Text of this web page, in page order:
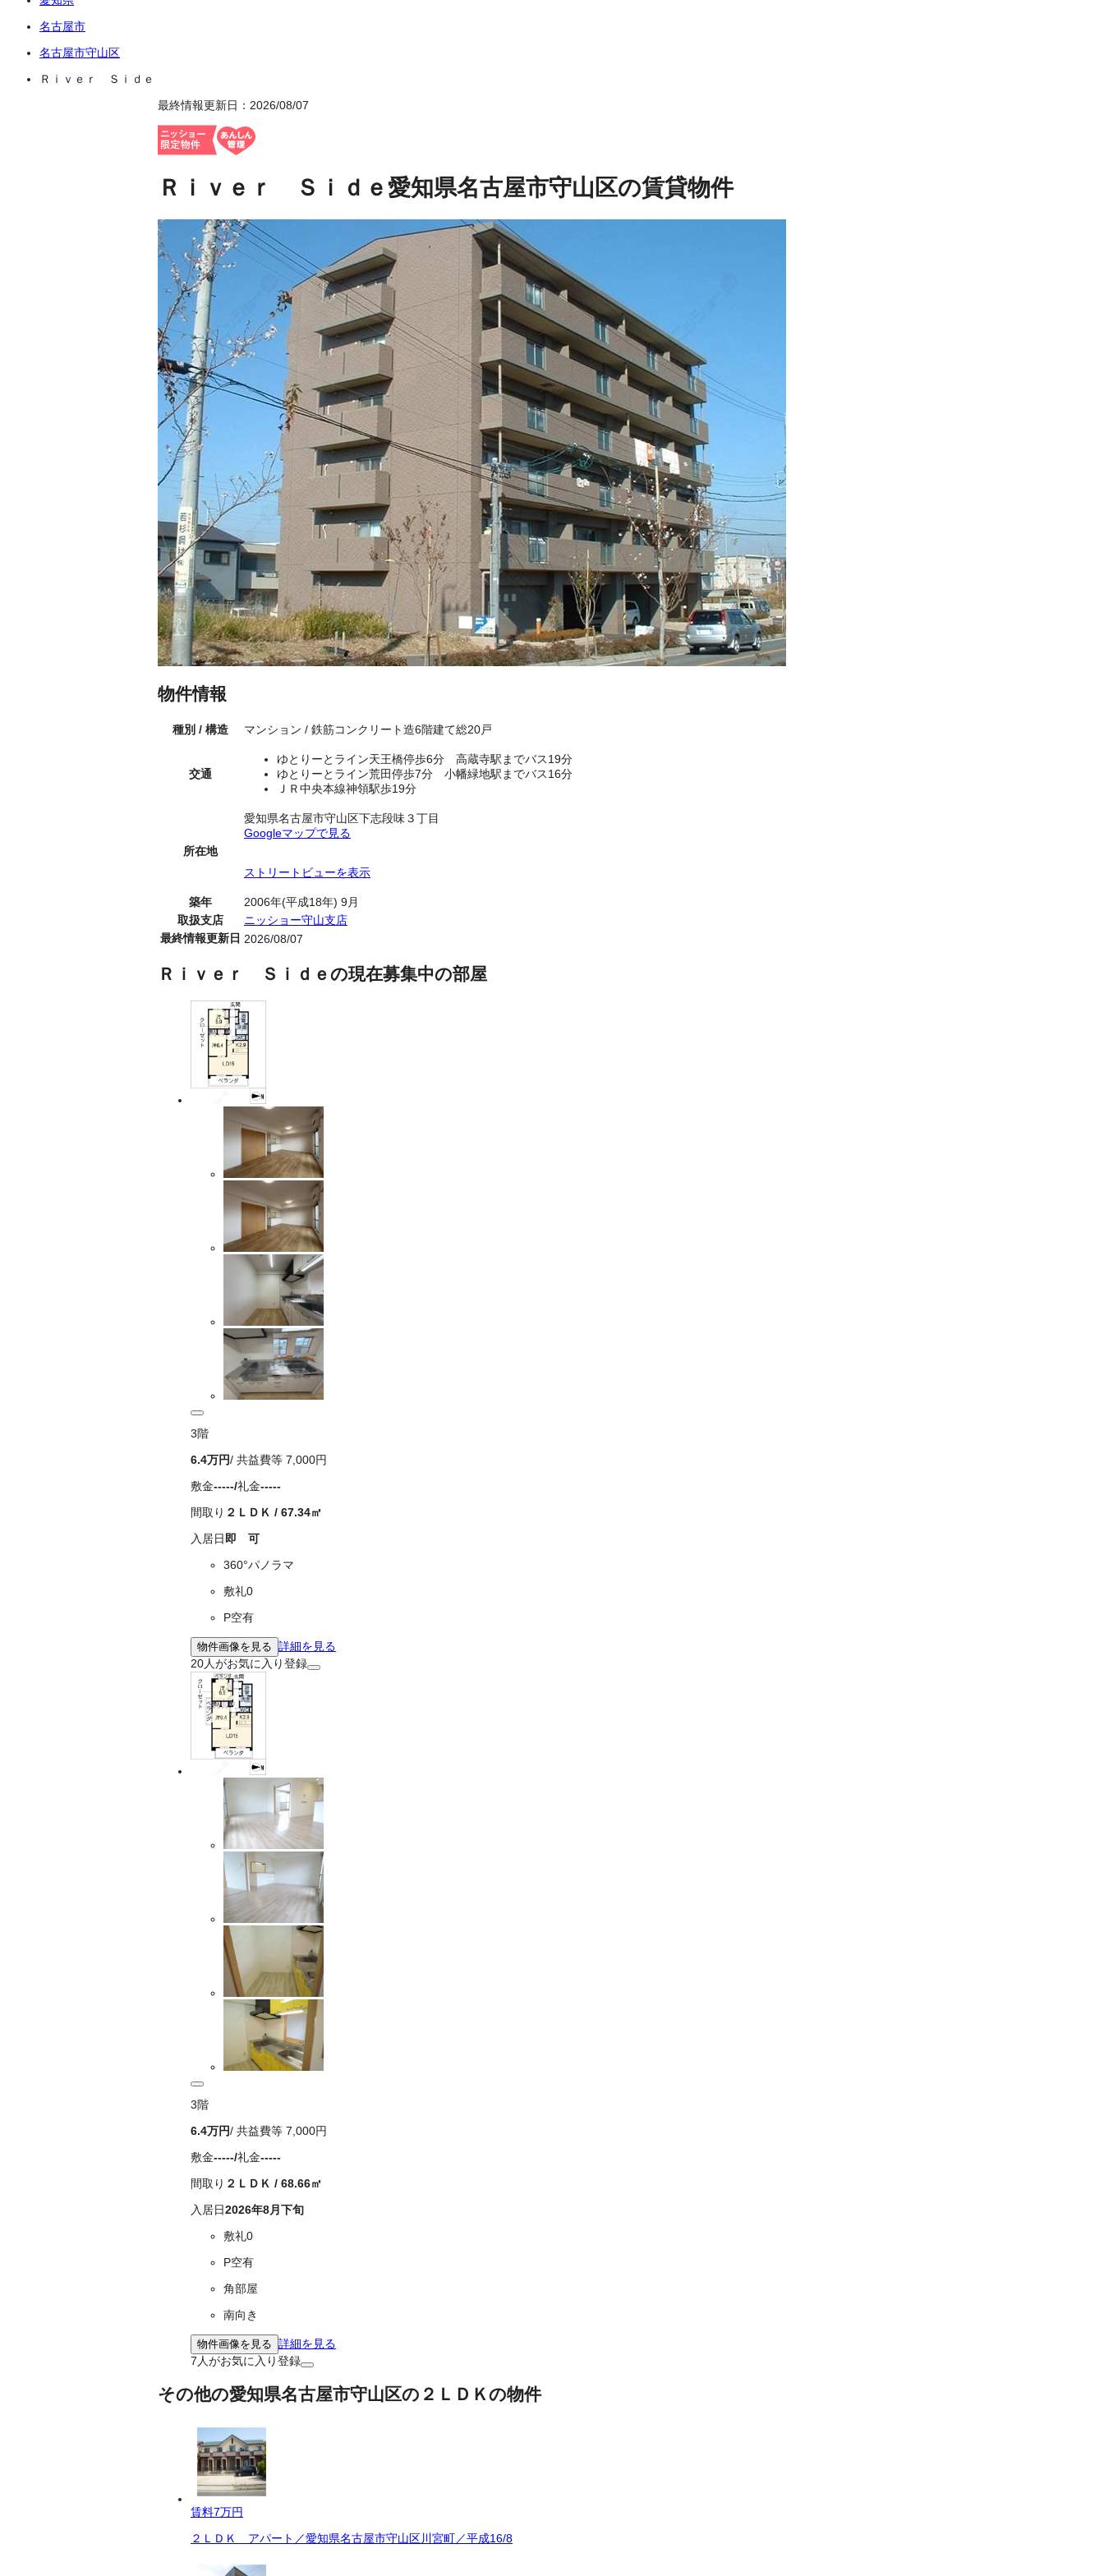
名古屋市
名古屋市守山区
Ｒｉｖｅｒ Ｓｉｄｅ
最終情報更新日：2026/08/07
Ｒｉｖｅｒ Ｓｉｄｅ 愛知県名古屋市守山区の賃貸物件
物件情報
種別 / 構造 マンション / 鉄筋コンクリート造6階建て総20戸
交通
ゆとりーとライン天王橋停歩6分 高蔵寺駅までバス19分
ゆとりーとライン荒田停歩7分 小幡緑地駅までバス16分
ＪＲ中央本線神領駅歩19分
所在地
愛知県名古屋市守山区下志段味３丁目
Googleマップで見る
ストリートビューを表示
築年
2006年(平成18年) 9月
取扱支店
ニッショー守山支店
最終情報更新日 2026/08/07
Ｒｉｖｅｒ Ｓｉｄｅの現在募集中の部屋
3階
6.4万円/ 共益費等 7,000円
敷金-----/礼金-----
間取り ２ＬＤＫ / 67.34㎡
入居日 即 可
360°パノラマ
敷礼0
P空有
物件画像を見る 詳細を見る
20人がお気に入り登録
3階
6.4万円/ 共益費等 7,000円
敷金-----/礼金-----
間取り ２ＬＤＫ / 68.66㎡
入居日2026年8月下旬
敷礼0
P空有
角部屋
南向き
物件画像を見る 詳細を見る
7 人がお気に入り登録
その他の愛知県名古屋市守山区の２ＬＤＫの物件
賃料7万円
２ＬＤＫ アパート／愛知県名古屋市守山区川宮町／平成16/8